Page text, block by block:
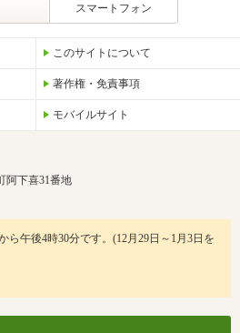
スマートフォン
このサイトについて
著作権・免責事項
モバイルサイト
阿下喜31番地
午後4時30分です。(12月29日～1月3日を